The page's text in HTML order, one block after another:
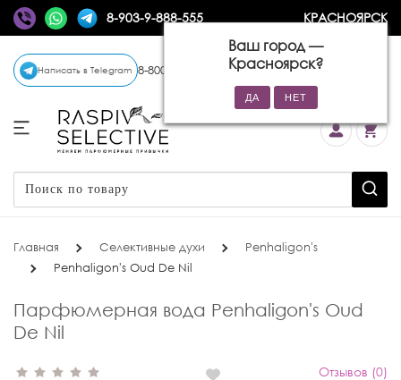
8-903-9-888-555 КРАСНОЯРСК
Ваш город —
Красноярск?
Написать в Telegram 8-800-770-72-34 (бесплатно)
Главная Селективные духи
Penhaligon's
Penhaligon's Oud De Nil
Парфюмерная вода Penhaligon's Oud
De Nil
Отзывов (0)